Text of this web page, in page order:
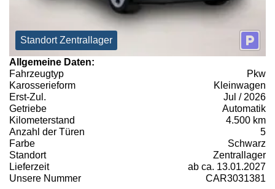
Standort Zentrallager
Allgemeine Daten:
Fahrzeugtyp
Pkw
Karosserieform
Kleinwagen
Erst-Zul.
Jul / 2026
Getriebe
Automatik
Kilometerstand
4.500 km
Anzahl der Türen
5
Farbe
Schwarz
Standort
Zentrallager
Lieferzeit
ab ca. 13.01.2027
Unsere Nummer
CAR3031381